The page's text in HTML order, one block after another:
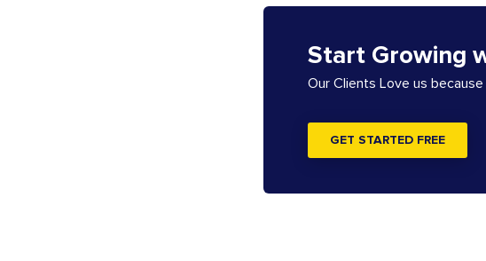
Start Growing
Our Clients Love us
GET STARTED FREE